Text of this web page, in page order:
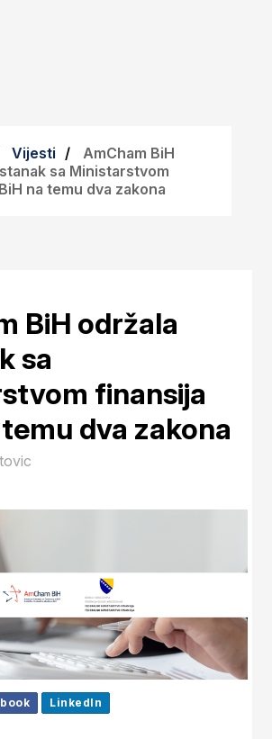
Vijesti
AmCham BiH
sa Ministarstvom
na temu dva zakona
BiH održala
sa
finansija
dva zakona
LinkedIn